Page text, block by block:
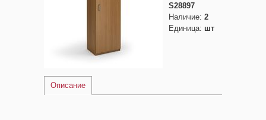
S28897
Наличие: 2
Единица: шт
Описание